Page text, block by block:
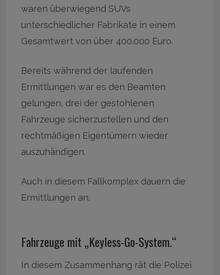
waren überwiegend SUVs
unterschiedlicher Fabrikate in einem
Gesamtwert von über 400.000 Euro.
Bereits während der laufenden
Ermittlungen war es den Beamten
gelungen, drei der gestohlenen
Fahrzeuge sicherzustellen und den
rechtmäßigen Eigentümern wieder
auszuhändigen.
Auch in diesem Fallkomplex dauern die
Ermittlungen an.
Fahrzeuge mit „Keyless-Go-System.“
In diesem Zusammenhang rät die Polizei